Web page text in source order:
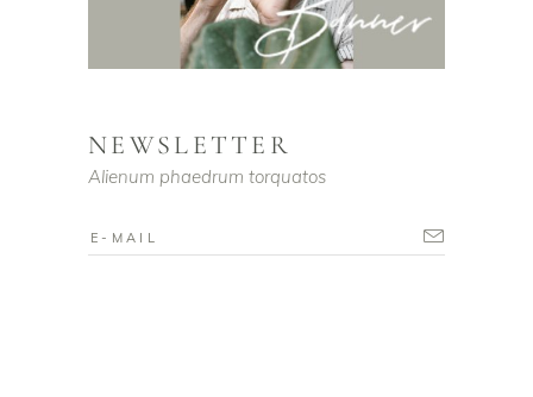
NEWSLETTER
Alienum phaedrum torquatos